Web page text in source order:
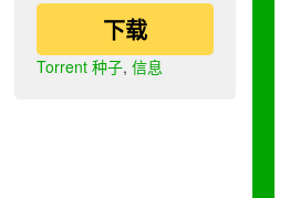
下载
Torrent 种子, 信息